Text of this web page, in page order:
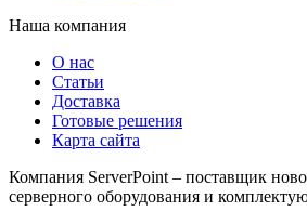
Наша компания
О нас
Статьи
Доставка
Готовые решения
Карта сайта
Компания ServerPoint – поставщик
серверного оборудования и